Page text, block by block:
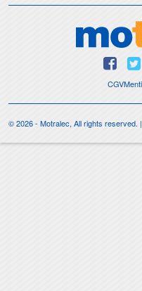
CGV
© 2026 - Motralec, All rights reserved.